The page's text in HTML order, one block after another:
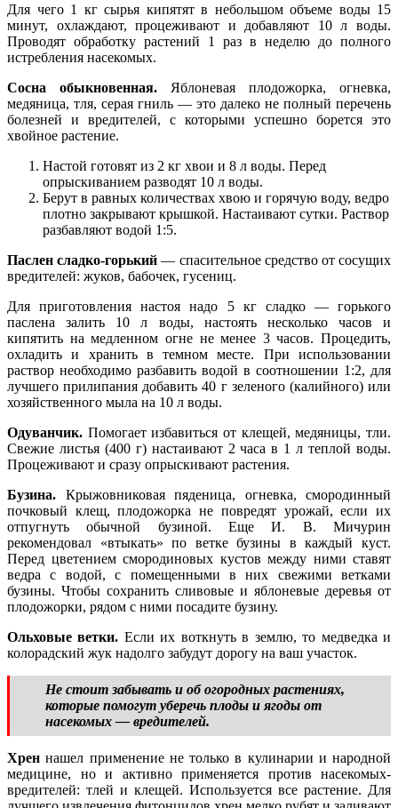
Для чего 1 кг сырья кипятят в небольшом объеме воды 15
минут, охлаждают, процеживают и добавляют 10 л воды.
Проводят обработку растений 1 раз в неделю до полного
истребления насекомых.
Сосна обыкновенная. Яблоневая плодожорка, огневка,
медяница, тля, серая гниль — это далеко не полный перечень
болезней и вредителей, с которыми успешно борется это
хвойное растение.
Настой готовят из 2 кг хвои и 8 л воды. Перед
опрыскиванием разводят 10 л воды.
Берут в равных количествах хвою и горячую воду, ведро
плотно закрывают крышкой. Настаивают сутки. Раствор
разбавляют водой 1:5.
Паслен сладко-горький — спасительное средство от сосущих
вредителей: жуков, бабочек, гусениц.
Для приготовления настоя надо 5 кг сладко — горького
паслена залить 10 л воды, настоять несколько часов и
кипятить на медленном огне не менее 3 часов. Процедить,
охладить и хранить в темном месте. При использовании
раствор необходимо разбавить водой в соотношении 1:2, для
лучшего прилипания добавить 40 г зеленого (калийного) или
хозяйственного мыла на 10 л воды.
Одуванчик. Помогает избавиться от клещей, медяницы, тли.
Свежие листья (400 г) настаивают 2 часа в 1 л теплой воды.
Процеживают и сразу опрыскивают растения.
Бузина. Крыжовниковая пяденица, огневка, смородинный
почковый клещ, плодожорка не повредят урожай, если их
отпугнуть обычной бузиной. Еще И. В. Мичурин
рекомендовал «втыкать» по ветке бузины в каждый куст.
Перед цветением смородиновых кустов между ними ставят
ведра с водой, с помещенными в них свежими ветками
бузины. Чтобы сохранить сливовые и яблоневые деревья от
плодожорки, рядом с ними посадите бузину.
Ольховые ветки. Если их воткнуть в землю, то медведка и
колорадский жук надолго забудут дорогу на ваш участок.
Не стоит забывать и об огородных растениях,
которые помогут уберечь плоды и ягоды от
насекомых — вредителей.
Хрен нашел применение не только в кулинарии и народной
медицине, но и активно применяется против насекомых-
вредителей: тлей и клещей. Используется все растение. Для